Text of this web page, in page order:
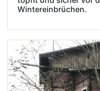
Wintereinbrüchen.